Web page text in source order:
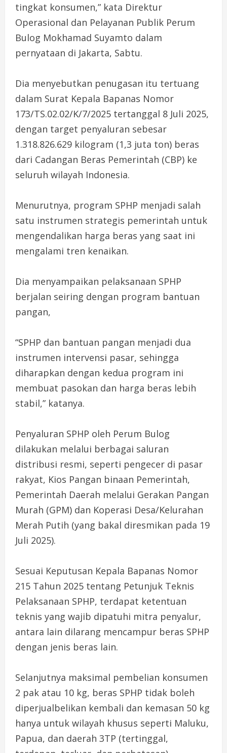
tingkat konsumen,” kata Direktur
Operasional dan Pelayanan Publik Perum
Bulog Mokhamad Suyamto dalam
pernyataan di Jakarta, Sabtu.
Dia menyebutkan penugasan itu tertuang
dalam Surat Kepala Bapanas Nomor
173/TS.02.02/K/7/2025 tertanggal 8 Juli 2025,
dengan target penyaluran sebesar
1.318.826.629 kilogram (1,3 juta ton) beras
dari Cadangan Beras Pemerintah (CBP) ke
seluruh wilayah Indonesia.
Menurutnya, program SPHP menjadi salah
satu instrumen strategis pemerintah untuk
mengendalikan harga beras yang saat ini
mengalami tren kenaikan.
Dia menyampaikan pelaksanaan SPHP
berjalan seiring dengan program bantuan
pangan,
“SPHP dan bantuan pangan menjadi dua
instrumen intervensi pasar, sehingga
diharapkan dengan kedua program ini
membuat pasokan dan harga beras lebih
stabil,” katanya.
Penyaluran SPHP oleh Perum Bulog
dilakukan melalui berbagai saluran
distribusi resmi, seperti pengecer di pasar
rakyat, Kios Pangan binaan Pemerintah,
Pemerintah Daerah melalui Gerakan Pangan
Murah (GPM) dan Koperasi Desa/Kelurahan
Merah Putih (yang bakal diresmikan pada 19
Juli 2025).
Sesuai Keputusan Kepala Bapanas Nomor
215 Tahun 2025 tentang Petunjuk Teknis
Pelaksanaan SPHP, terdapat ketentuan
teknis yang wajib dipatuhi mitra penyalur,
antara lain dilarang mencampur beras SPHP
dengan jenis beras lain.
Selanjutnya maksimal pembelian konsumen
2 pak atau 10 kg, beras SPHP tidak boleh
diperjualbelikan kembali dan kemasan 50 kg
hanya untuk wilayah khusus seperti Maluku,
Papua, dan daerah 3TP (tertinggal,